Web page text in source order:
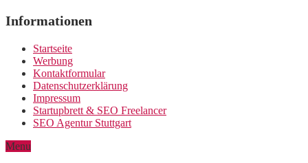
Informationen
Startseite
Werbung
Kontaktformular
Datenschutzerklärung
Impressum
Startupbrett & SEO Freelancer
SEO Agentur Stuttgart
Menu